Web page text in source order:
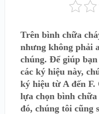
Trên bình chữa
nhưng không phải
chúng. Để giúp
các ký hiệu này,
ký hiệu từ A đến F.
lựa chọn bình
đó, chúng tôi cũng